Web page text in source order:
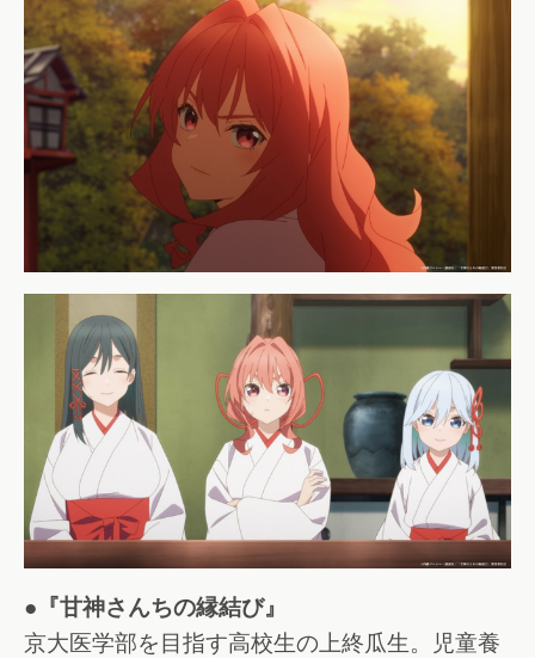
●『甘神さんちの縁結び』
京大医学部を目指す高校生の上終瓜生。児童養